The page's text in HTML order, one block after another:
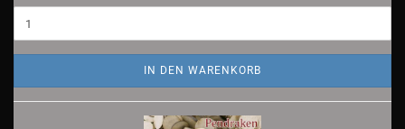
IN DEN WARENKORB